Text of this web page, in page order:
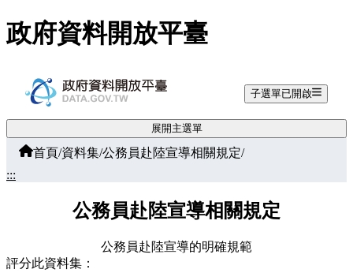
跳至主要內容
政府資料開放平臺
子選單已開啟
展開主選單
首頁/資料集/公務員赴陸宣導相關規定/
:::
公務員赴陸宣導相關規定
公務員赴陸宣導的明確規範
評分此資料集：